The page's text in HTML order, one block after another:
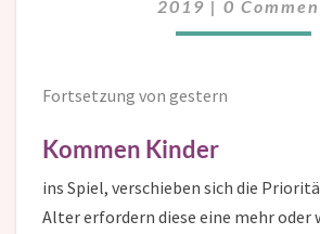
2019 | 0
Fortsetzung von gestern
Kommen Kinder
ins Spiel, verschieben sich die
Alter erfordern diese eine mehr oder